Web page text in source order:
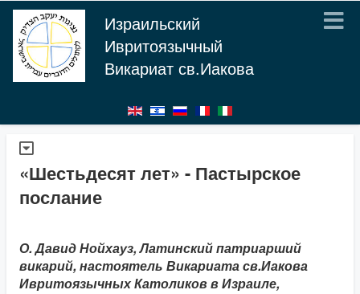
Израильский
Ивритоязычный
Викариат св.Иакова
«Шестьдесят лет» - Пастырское
послание
О. Давид Нойхауз, Латинский патриарший
викарий, настоятель Викариата св.Иакова
Ивритоязычных Католиков в Израиле,